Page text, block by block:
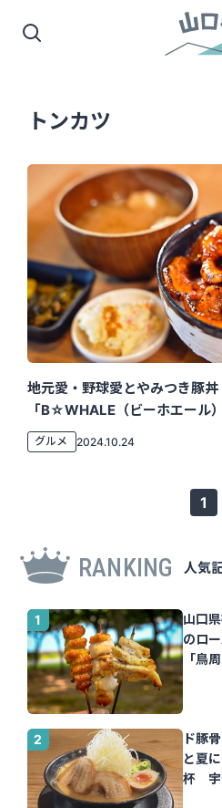
トンカツ
地元愛・野球愛とやみつき豚
「B☆WHALE（ビーホエール）
グルメ 2024.10.24
1
RANKING 人気
山口
のロ
「鳥
ド豚
と夏
杯 宇